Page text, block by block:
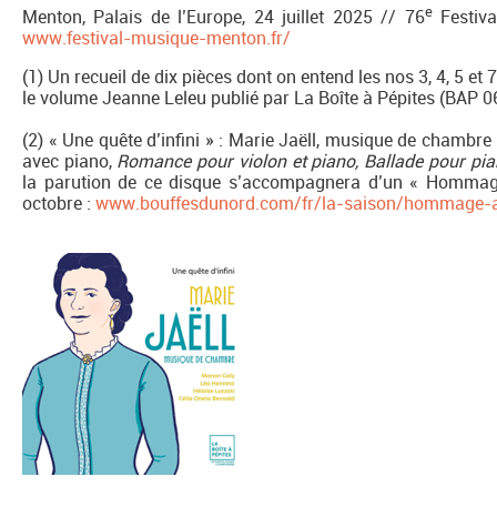
Menton, Palais de l’Europe, 24 juillet 2025 // 76e
www.festival-musique-menton.fr/
(1) Un recueil de dix pièces dont on entend les nos 3, 4, 5 et
le volume Jeanne Leleu publié par La Boîte à Pépites (BAP
(2) « Une quête d’infini » : Marie Jaëll, musique de
avec piano, Romance pour violon et piano, Ballade pour
la parution de ce disque s’accompagnera d’un «
octobre : www.bouffesdunord.com/fr/la-saison/